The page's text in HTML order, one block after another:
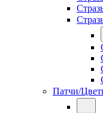
Патчи/